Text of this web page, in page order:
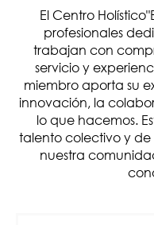
El Centro
profesionales
trabajan con
servicio y
miembro aporta su
innovación, la
lo que hacemos.
talento colectivo y
nuestra